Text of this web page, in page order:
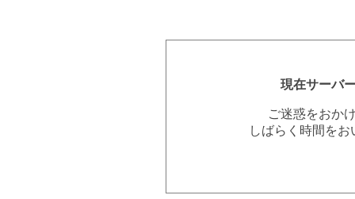
現在サーバ
ご迷惑をおか
しばらく時間を